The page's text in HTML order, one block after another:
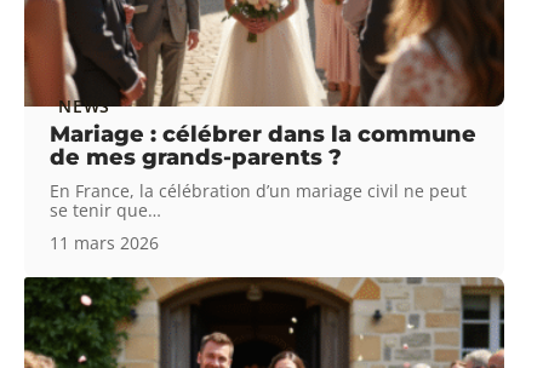
NEWS
Mariage : célébrer dans la commune
de mes grands-parents ?
En France, la célébration d’un mariage civil ne peut
se tenir que…
11 mars 2026